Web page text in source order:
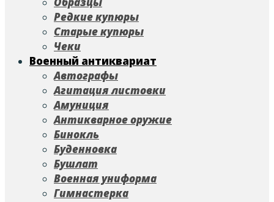
Редкие купюры
Старые купюры
Чеки
Военный антиквариат
Автографы
Агитация листовки
Амуниция
Антикварное оружие
Бинокль
Буденновка
Бушлат
Военная униформа
Гимнастерка